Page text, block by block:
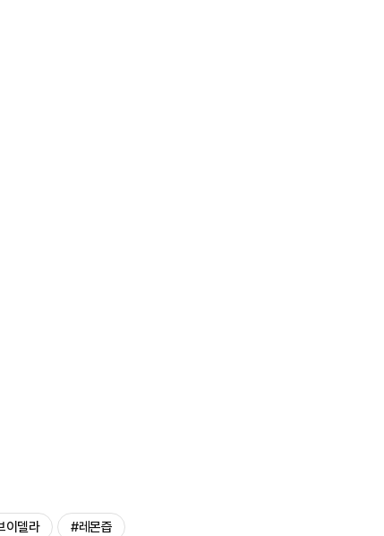
이델라 #레몬즙